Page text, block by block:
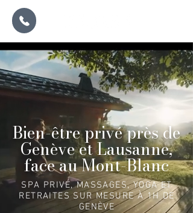
Bien-être privé près de
Genève et Lausanne,
face au Mont-Blanc
SPA PRIVÉ, MASSAGES, YOGA ET
RETRAITES SUR MESURE À 1H DE
GENÈVE